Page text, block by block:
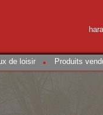
de loisir Produits